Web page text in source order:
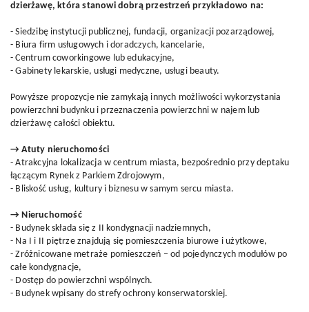
dzierżawę, która stanowi dobrą przestrzeń przykładowo na:
- Siedzibę instytucji publicznej, fundacji, organizacji pozarządowej,
- Biura firm usługowych i doradczych, kancelarie,
- Centrum coworkingowe lub edukacyjne,
- Gabinety lekarskie, usługi medyczne, usługi beauty.
Powyższe propozycje nie zamykają innych możliwości wykorzystania
powierzchni budynku i przeznaczenia powierzchni w najem lub
dzierżawę całości obiektu.
→ Atuty nieruchomości
- Atrakcyjna lokalizacja w centrum miasta, bezpośrednio przy deptaku
łączącym Rynek z Parkiem Zdrojowym,
- Bliskość usług, kultury i biznesu w samym sercu miasta.
→ Nieruchomość
- Budynek składa się z II kondygnacji nadziemnych,
- Na I i II piętrze znajdują się pomieszczenia biurowe i użytkowe,
- Zróżnicowane metraże pomieszczeń – od pojedynczych modułów po
całe kondygnacje,
- Dostęp do powierzchni wspólnych.
- Budynek wpisany do strefy ochrony konserwatorskiej.